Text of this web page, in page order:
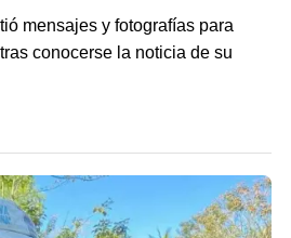
mensajes y fotografías para
conocerse la noticia de su